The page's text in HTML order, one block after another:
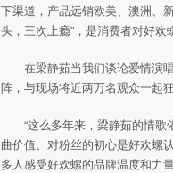
下渠道，产品远销欧美、澳洲、
头，三次上瘾”，是消费者对好欢
在梁静茹当我们谈论爱情演
阵，与现场将近两万名观众一起
“这么多年来，梁静茹的情
曲价值、对粉丝的初心是好欢螺
多人感受好欢螺的品牌温度和力